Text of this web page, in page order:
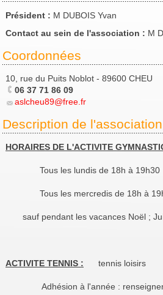
Président : M DUBOIS Yvan
Contact au sein de l'association : M
Coordonnées
10, rue du Puits Noblot - 89600 CHEU
06 37 71 86 09
aslcheu89@free.fr
Description de
HORAIRES DE L'ACTIVITE
Tous les lundis de 18h à 19h30
Tous les mercredis de 18h à
sauf pendant les vacances Noël ;
ACTIVITE TENNIS : tennis loisirs
Adhésion à l'année :